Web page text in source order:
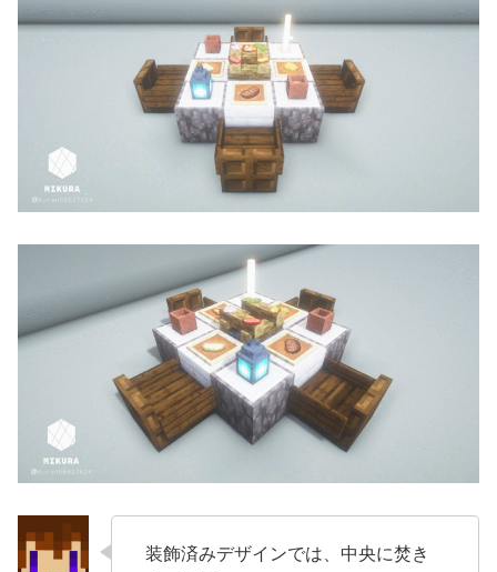
装飾済みデザインでは、中央に焚き